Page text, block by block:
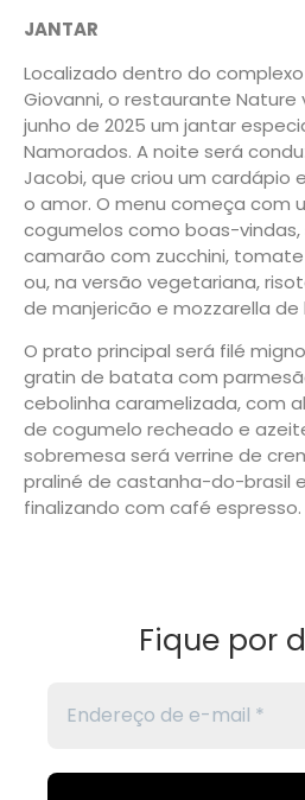
JANTAR
Localizado dentro do
Giovanni, o restaurante Nature
junho de 2025 um jantar
Namorados. A noite será
Jacobi, que criou um cardápio
o amor. O menu começa com
cogumelos como boas-
camarão com zucchini,
ou, na versão vegetariana,
de manjericão e mozzarella de
O prato principal será filé
gratin de batata com
cebolinha caramelizada, com
de cogumelo recheado e
sobremesa será verrine de
praliné de castanha-do-brasil
finalizando com café espresso.
Fique por